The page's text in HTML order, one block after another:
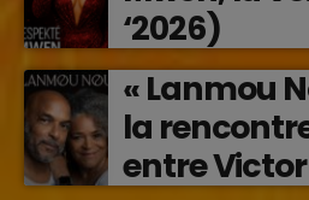
‘2026)
« Lanmou
la
entre